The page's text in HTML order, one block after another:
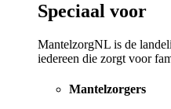
Speciaal voor
MantelzorgNL is de
iedereen die zorgt voor
Mantelzorgers